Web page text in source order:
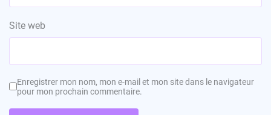
Site web
Enregistrer mon nom, mon e-mail et mon site dans le navigateur
pour mon prochain commentaire.